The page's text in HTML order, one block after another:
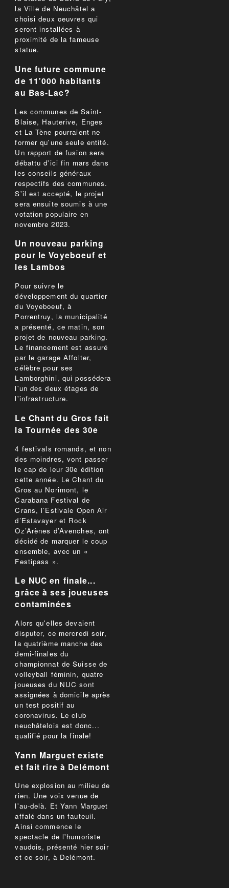
la Ville de Neuchâtel a
choisi deux oeuvres qui
seront installées à
proximité de la fameuse
statue.
Une future commune
de 11'000 habitants
au Bas-Lac?
Les communes de Saint-
Blaise, Hauterive, Enges
et La Tène pourraient ne
former qu'une seule entité.
Un rapport de fusion sera
débattu d'ici fin mars dans
les conseils généraux
respectifs des communes.
S'il est accepté, le projet
sera ensuite soumis à une
votation populaire en
novembre 2023.
Un nouveau parking
pour le Voyeboeuf et
les Lambos
Pour suivre le
développement du quartier
du Voyeboeuf, à
Porrentruy, la municipalité
a présenté, ce matin, son
projet de nouveau parking.
Le financement est assuré
par le garage Affolter,
célèbre pour ses
Lamborghini, qui possédera
l'un des deux étages de
l'infrastructure.
Le Chant du Gros fait
la Tournée des 30e
4 festivals romands, et non
des moindres, vont passer
le cap de leur 30e édition
cette année. Le Chant du
Gros au Norimont, le
Carabana Festival de
Crans, l’Estivale Open Air
d’Estavayer et Rock
Oz’Arènes d’Avenches, ont
décidé de marquer le coup
ensemble, avec un «
Festipass ».
Le NUC en finale...
grâce à ses joueuses
contaminées
Alors qu'elles devaient
disputer, ce mercredi soir,
la quatrième manche des
demi-finales du
championnat de Suisse de
volleyball féminin, quatre
joueuses du NUC sont
assignées à domicile après
un test positif au
coronavirus. Le club
neuchâtelois est donc...
qualifié pour la finale!
Yann Marguet existe
et fait rire à Delémont
Une explosion au milieu de
rien. Une voix venue de
l'au-delà. Et Yann Marguet
affalé dans un fauteuil.
Ainsi commence le
spectacle de l'humoriste
vaudois, présenté hier soir
et ce soir, à Delémont.